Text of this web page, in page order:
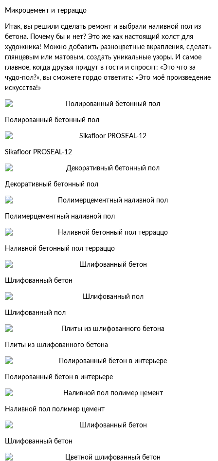
Микроцемент и терраццо
Итак, вы решили сделать ремонт и выбрали наливной пол из
бетона. Почему бы и нет? Это же как настоящий холст для
художника! Можно добавить разноцветные вкрапления, сделать
глянцевым или матовым, создать уникальные узоры. И самое
главное, когда друзья придут в гости и спросят: «Это что за
чудо-пол?», вы сможете гордо ответить: «Это моё произведение
искусства!»
Полированный бетонный пол
Sikafloor PROSEAL-12
Декоративный бетонный пол
Полимерцементный наливной пол
Наливной бетонный пол терраццо
Шлифованный бетон
Шлифованный пол
Плиты из шлифованного бетона
Полированный бетон в интерьере
Наливной пол полимер цемент
Шлифованный бетон